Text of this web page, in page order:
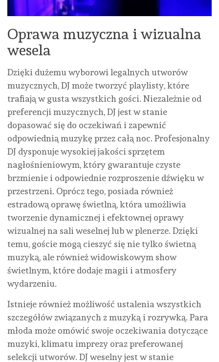
Oprawa muzyczna i wizualna
wesela
Dzięki dużemu wyborowi legalnych utworów
muzycznych, DJ może tworzyć playlisty, które
trafiają w gusta wszystkich gości. Niezależnie od
preferencji muzycznych, DJ jest w stanie
dopasować się do oczekiwań i zapewnić
odpowiednią muzykę przez całą noc. Profesjonalny
DJ dysponuje wysokiej jakości sprzętem
nagłośnieniowym, który gwarantuje czyste
brzmienie i odpowiednie rozproszenie dźwięku w
przestrzeni. Oprócz tego, posiada również
estradową oprawę świetlną, która umożliwia
tworzenie dynamicznej i efektownej oprawy
wizualnej na sali weselnej lub w plenerze. Dzięki
temu, goście mogą cieszyć się nie tylko świetną
muzyką, ale również widowiskowym show
świetlnym, które dodaje magii i atmosfery
wydarzeniu.
Istnieje również możliwość ustalenia wszystkich
szczegółów związanych z muzyką i rozrywką. Para
młoda może omówić swoje oczekiwania dotyczące
muzyki, klimatu imprezy oraz preferowanej
selekcji utworów. DJ weselny jest w stanie